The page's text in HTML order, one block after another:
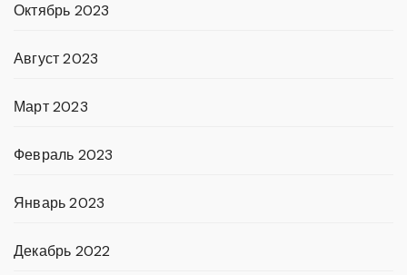
Октябрь 2023
Август 2023
Март 2023
Февраль 2023
Январь 2023
Декабрь 2022